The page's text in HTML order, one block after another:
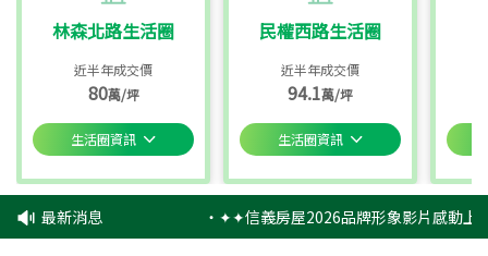
林森北路生活圈
近半年成交價
80萬/坪
生活圈資訊
民權西路生活圈
近半年成交價
94.1萬/坪
生活圈資訊
最新消息 ‧✦✦信義房屋2026品牌形象影片感動上